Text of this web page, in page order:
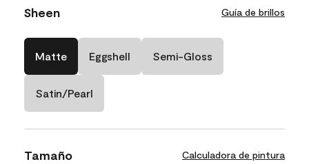
Sheen Guía de brillos
Matte Eggshell Semi-Gloss
Satin/Pearl
Tamaño Calculadora de pintura